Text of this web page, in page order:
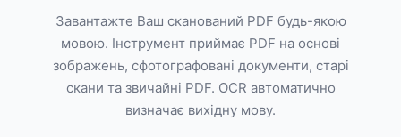
Завантажте Ваш сканований PDF будь-якою
мовою. Інструмент приймає PDF на основі
зображень, сфотографовані документи, старі
скани та звичайні PDF. OCR автоматично
визначає вихідну мову.